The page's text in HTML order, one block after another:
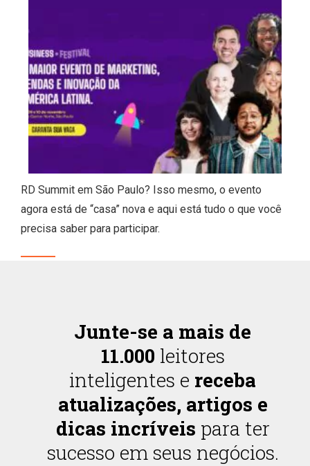
RD Summit em São Paulo? Isso mesmo, o evento
agora está de “casa” nova e aqui está tudo o que você
precisa saber para participar.
Junte-se a mais de
11.000 leitores
inteligentes e receba
atualizações, artigos e
dicas incríveis para ter
sucesso em seus negócios.